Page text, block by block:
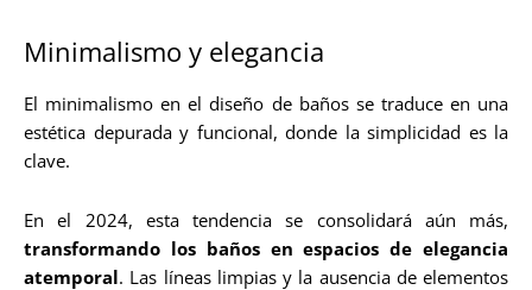
Minimalismo y elegancia
El minimalismo en el diseño de baños se traduce en una
estética depurada y funcional, donde la simplicidad es la
clave.
En el 2024, esta tendencia se consolidará aún más,
transformando los baños en espacios de elegancia
atemporal. Las líneas limpias y la ausencia de elementos